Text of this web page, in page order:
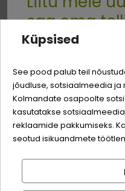
Koostis
lõhe
porgand
riis
keeduvedelik
Quality:
saa oma
-3%
Sina ja su
odavamat hinda!
Lemmikloom
Küpsised
See pood palub teil
jõudluse, sotsiaalmeedia
Kolmandate osapoolte
kasutatakse
reklaamide pakkumiseks.
seotud isikuandmete